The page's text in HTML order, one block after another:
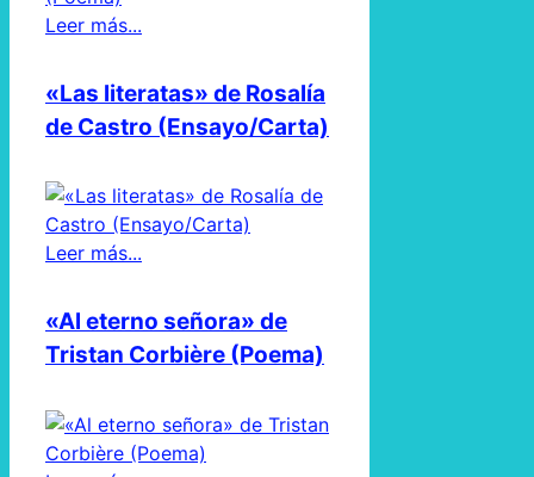
Leer más...
«Las literatas» de Rosalía
de Castro (Ensayo/Carta)
Leer más...
«Al eterno señora» de
Tristan Corbière (Poema)